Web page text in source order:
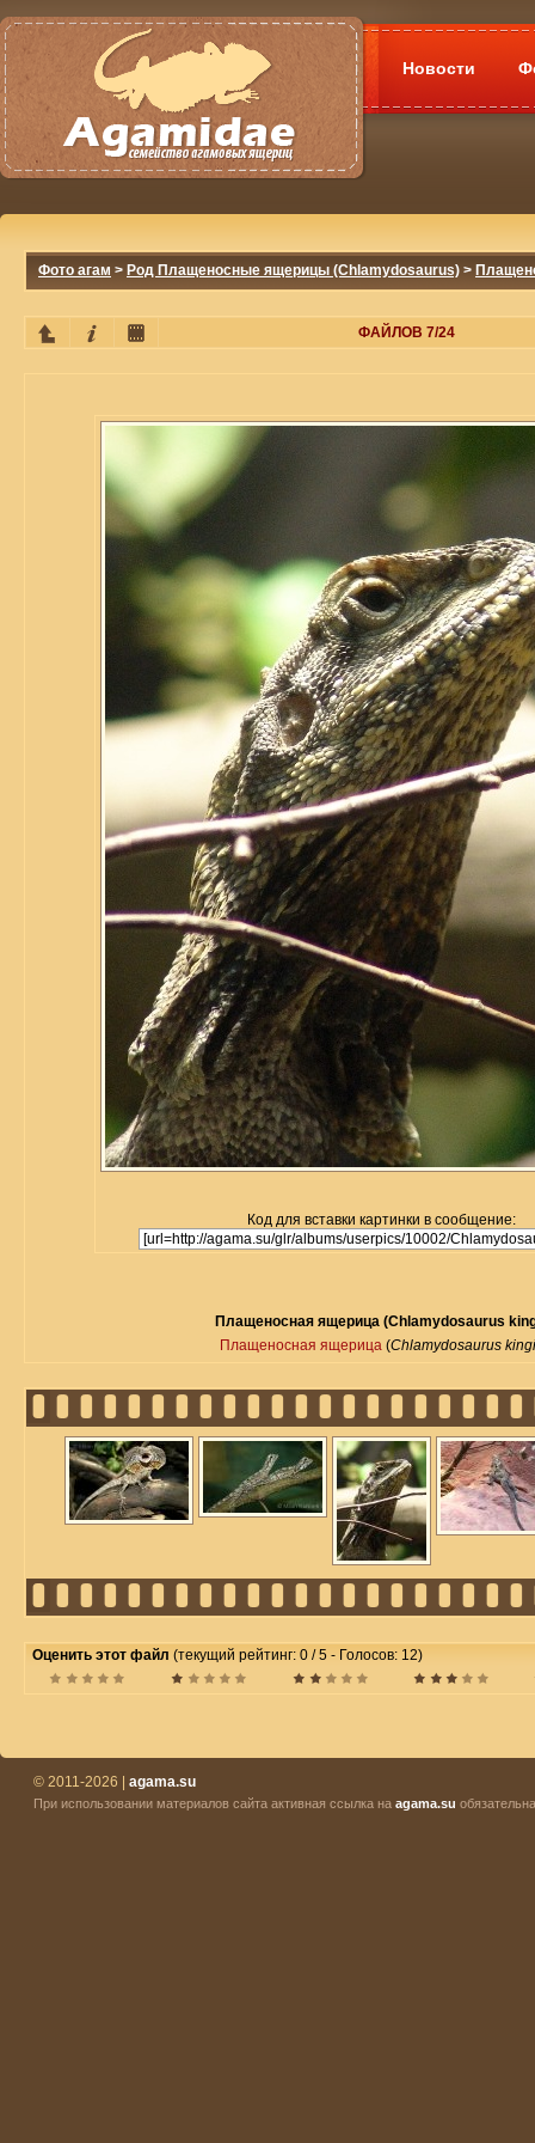
Новости
Фото агам > Род Плащеносные ящерицы (Chlamydosaurus) >
ФАЙЛОВ 7/24
Код для вставки картинки в сообщение:
Плащеносная ящерица (Chlamydosaurus
Плащеносная ящерица (Chlamydosaurus
Оценить этот файл (текущий рейтинг: 0 / 5 - Голосов: 12)
© 2011-2026 | agama.su
При использовании материалов сайта активная ссылка на agama.su